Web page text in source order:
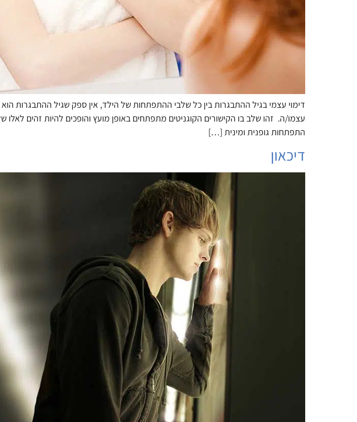
דימוי עצמי בגיל ההתבגרות בין כל שלבי ההתפתחות של הילד, אין ספק שגיל ההתבגרות
עצמו/ה. זהו שלב בו הקישורים הקוגניטים מתפתחים באופן מועץ והופכים להיות זהים לאלו
התפתחות גופנית ומינית […]
דיכאון